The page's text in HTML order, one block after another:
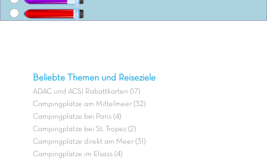
Beliebte Themen und Reiseziele
ADAC und ACSI Rabattkarten (17)
Campingplätze am Mittelmeer (32)
Campingplätze bei Paris (4)
Campingplätze bei St. Tropez (2)
Campingplätze direkt am Meer (31)
Campingplätze im Elsass (4)